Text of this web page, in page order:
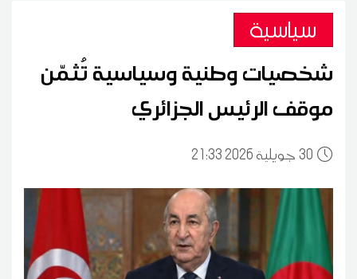
سياسية
شخصيات وطنية وسياسية تُثمّن
موقف الرئيس الجزائري
3021:33 2026 جويلية